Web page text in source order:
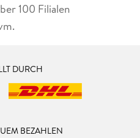
100 Filialen
DURCH
BEZAHLEN